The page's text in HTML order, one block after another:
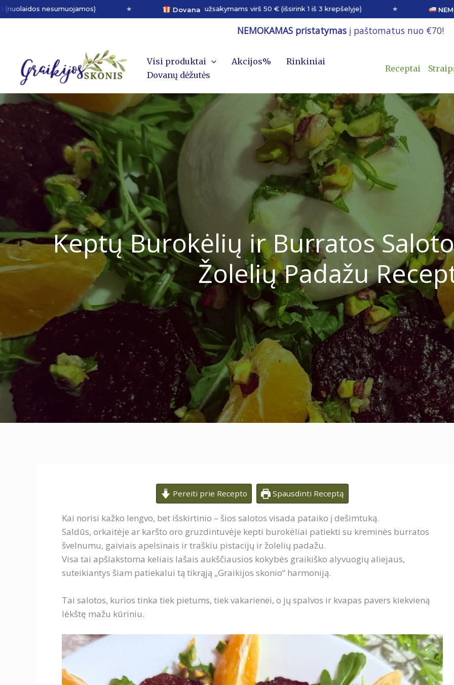
nesumuojamos) ★ Dovanaužsakymams virš 50 € (išsirink 1 iš 3 krepšelyje) ★
Pereiti
prie
NEMOKAMAS pristatymas į paštomatus nuo €70!
Visi produktai Akcijos%
Rinkiniai
Dovanų dėžutės
Receptai
Keptų Burokėlių ir Burratos
Žolelių Padažu
Pereiti prie Recepto Spausdinti Receptą
Kai norisi kažko lengvo, bet išskirtinio – šios salotos visada pataiko į dešimtuką.
Saldūs, orkaitėje ar karšto oro gruzdintuvėje kepti burokėliai patiekti su kreminės burratos
švelnumu, gaiviais apelsinais ir traškiu pistacijų ir žolelių padažu.
Visa tai apšlakstoma keliais lašais aukščiausios kokybės graikiško alyvuogių aliejaus,
suteikiantys šiam patiekalui tą tikrąją „Graikijos skonio“ harmoniją.
Tai salotos, kurios tinka tiek pietums, tiek vakarienei, o jų spalvos ir kvapas pavers kiekvieną
lėkštę mažu kūriniu.